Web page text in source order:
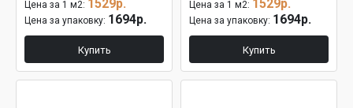
Цена за 1 м2: 1529р.
Цена за упаковку: 1694р.
Купить
Цена за 1 м2: 1529р.
Цена за упаковку: 1694р.
Купить